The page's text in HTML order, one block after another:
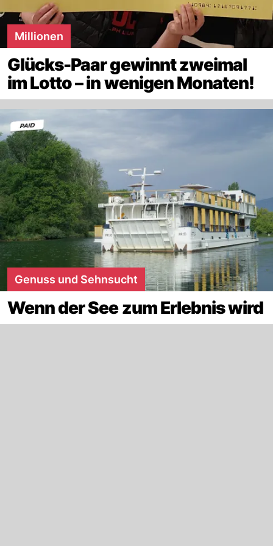
Millionen
Glücks-Paar gewinnt zweimal
im Lotto – in wenigen Monaten!
Genuss und Sehnsucht
Wenn der See zum Erlebnis wird